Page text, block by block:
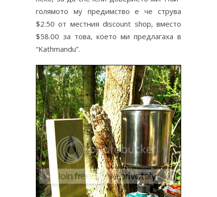
голямото му предимство е че струва
$2.50 от местния discount shop, вместо
$58.00 за това, което ми предлагаха в
“Kathmandu”.